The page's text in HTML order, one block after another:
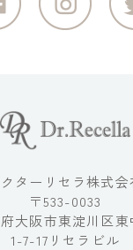
クターリセラ株式会
〒533-0033
大阪市東淀川区東
1-7-17リセラビル